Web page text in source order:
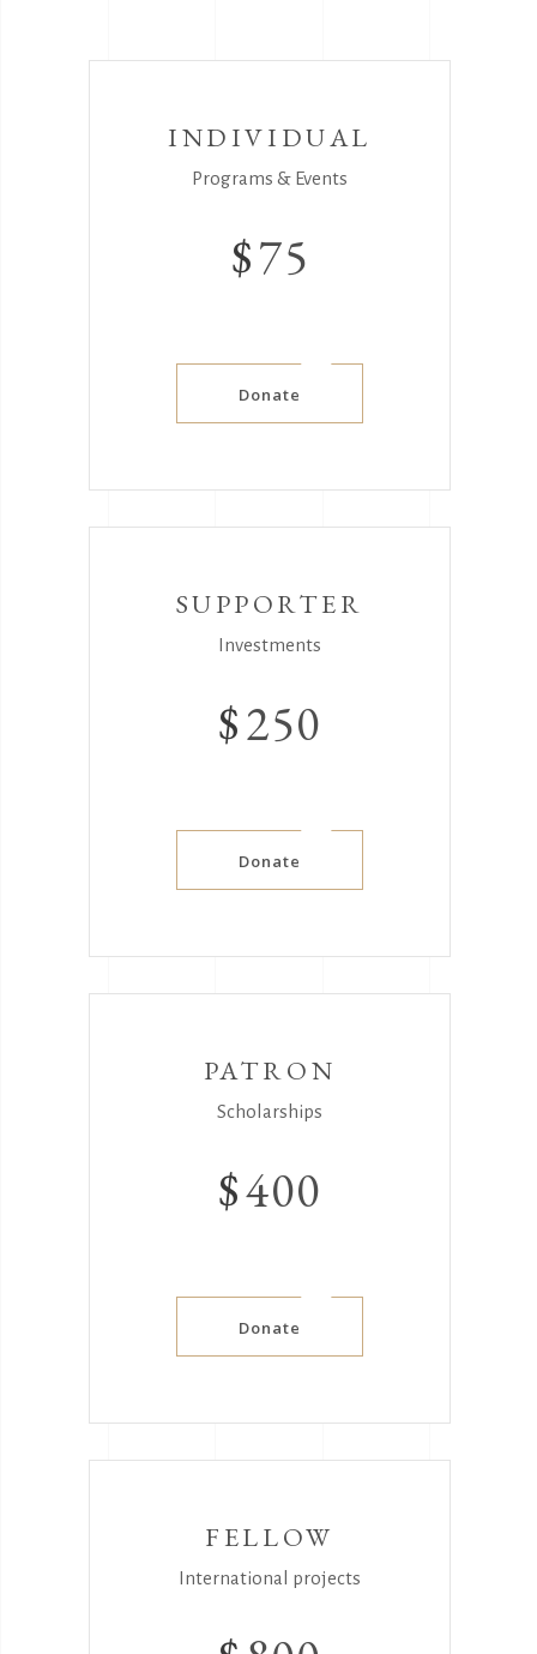
INDIVIDUAL
Programs & Events
$75
Donate
SUPPORTER
Investments
$250
Donate
PATRON
Scholarships
$400
Donate
FELLOW
International projects